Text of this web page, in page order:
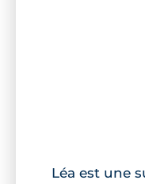
Léa est une